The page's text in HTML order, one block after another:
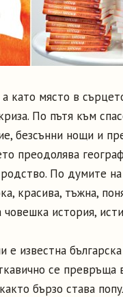
а като място в
По пътя към
безсънни нощи и
преодолява
По думите
красива, тъжна,
история,
е известна
се превръща
бързо става